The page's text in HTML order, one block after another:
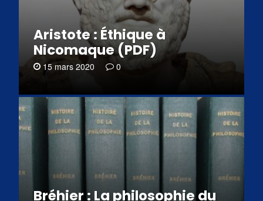
Aristote : Éthique à
Nicomaque (PDF)
15 mars 2020 0
Bréhier : La philosophie du